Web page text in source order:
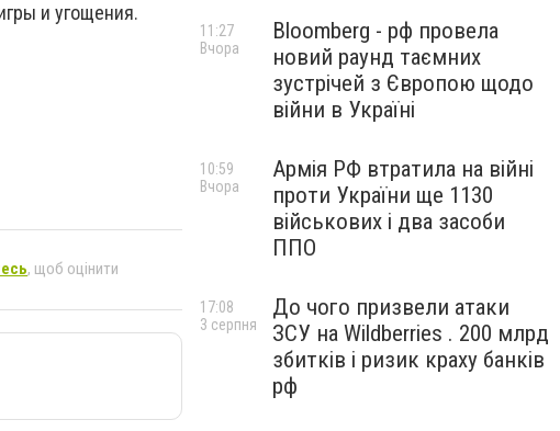
и угощения.
, щоб оцінити
Bloomberg - рф провела
новий раунд таємних
зустрічей з Європою щодо
війни в Україні
11:27
Вчора
Армія РФ втратила на війні
проти України ще 1130
військових і два засоби
ППО
10:59
Вчора
До чого призвели атаки
ЗСУ на Wildberries . 200 млрд
збитків і ризик краху банків
рф
17:08
3 серпня